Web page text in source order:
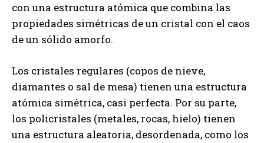
con una estructura atómica que combina las
propiedades simétricas de un cristal con el caos
de un sólido amorfo.
Los cristales regulares (copos de nieve,
diamantes o sal de mesa) tienen una estructura
atómica simétrica, casi perfecta. Por su parte,
los policristales (metales, rocas, hielo) tienen
una estructura aleatoria, desordenada, como los